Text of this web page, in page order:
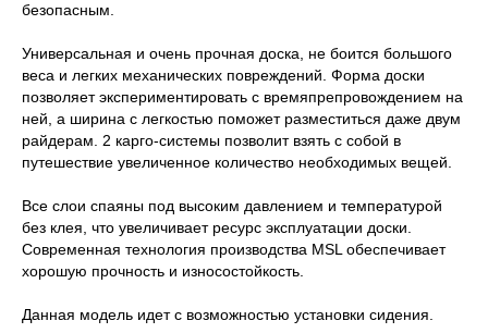
безопасным.
Универсальная и очень прочная доска, не боится большого
веса и легких механических повреждений. Форма доски
позволяет экспериментировать с времяпрепровождением на
ней, а ширина с легкостью поможет разместиться даже двум
райдерам. 2 карго-системы позволит взять с собой в
путешествие увеличенное количество необходимых вещей.
Все слои спаяны под высоким давлением и температурой
без клея, что увеличивает ресурс эксплуатации доски.
Современная технология производства MSL обеспечивает
хорошую прочность и износостойкость.
Данная модель идет с возможностью установки сидения.